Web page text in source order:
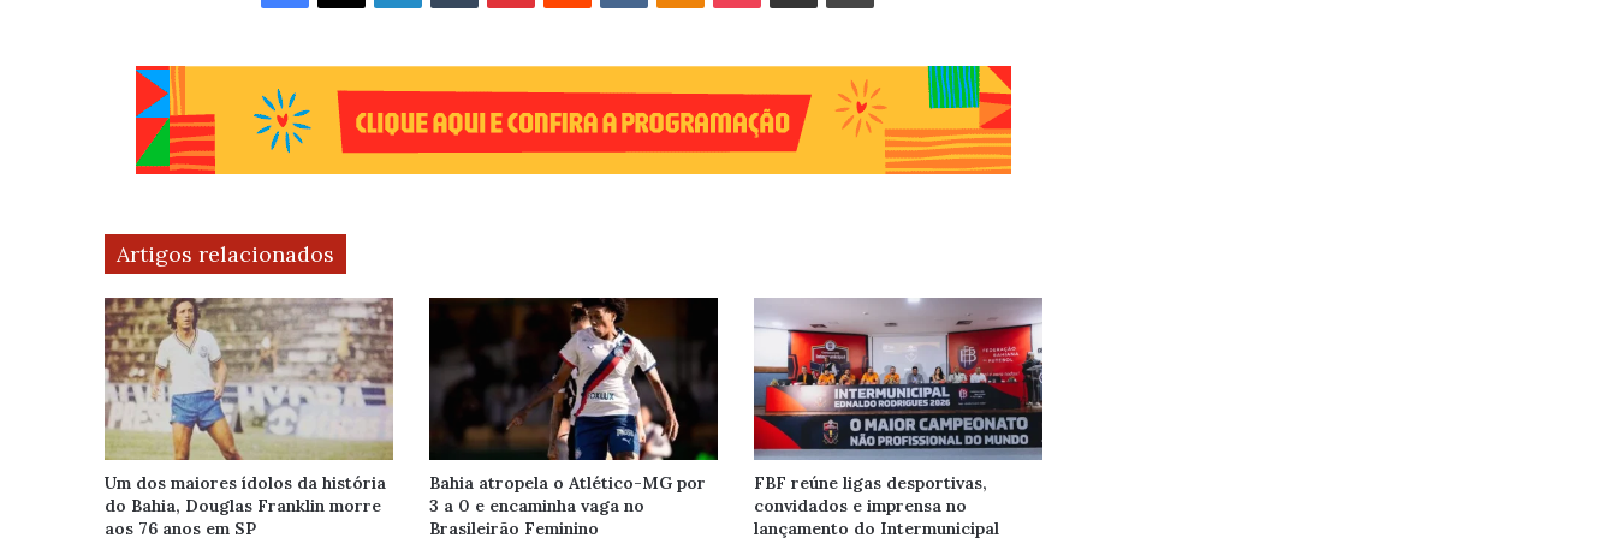
Artigos relacionados
Um dos maiores ídolos da história
do Bahia, Douglas Franklin morre
aos 76 anos em SP
Bahia atropela o Atlético-MG por
3 a 0 e encaminha vaga no
Brasileirão Feminino
FBF reúne ligas desportivas,
convidados e imprensa no
lançamento do Intermunicipal